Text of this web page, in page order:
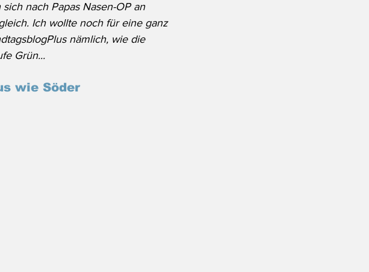
nach Papas Nasen-OP an
Ich wollte noch für eine ganz
nämlich, wie die
Grün...
wie Söder